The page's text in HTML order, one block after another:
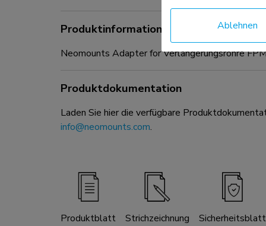
Produktinformationen
Neomounts Adapter for Verlängerungsrohre
Produktdokumentation
Laden Sie hier die verfügbare
info@neomounts.com.
Produktblatt Strichzeichnung Sicherheitsblatt
Ablehnen